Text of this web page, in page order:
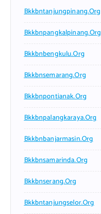
Bkkbntanjungpinang.org
Bkkbnpangkalpinang.org
Bkkbnbengkulu.org
Bkkbnsemarang.org
Bkkbnpontianak.org
Bkkbnpalangkaraya.org
Bkkbnbanjarmasin.org
Bkkbnsamarinda.org
Bkkbnserang.org
Bkkbntanjungselor.org